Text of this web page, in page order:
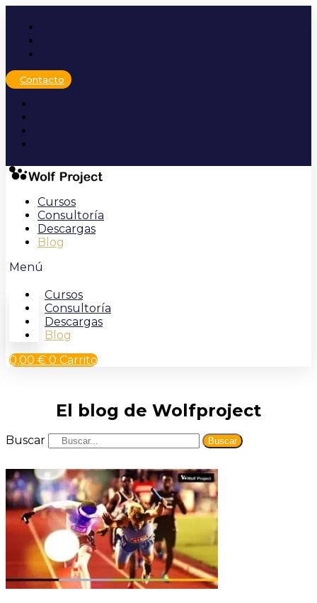
contenido
Contacto
Cursos
Consultoría
Descargas
Blog
Menú
Cursos
Consultoría
Descargas
Blog
0,00 € 0 Carrito
El blog de Wolfproject
Buscar Buscar